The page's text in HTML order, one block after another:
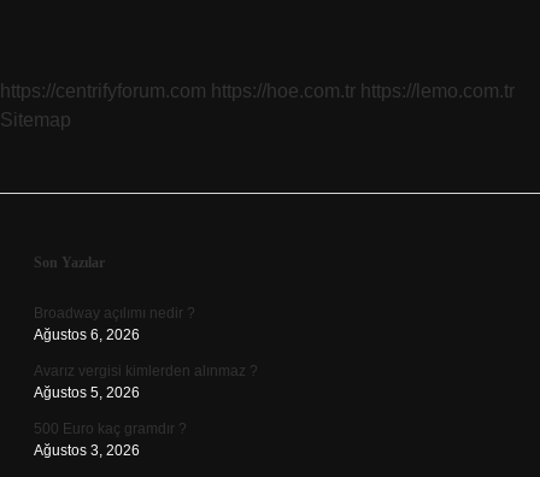
https://centrifyforum.com https://hoe.com.tr https://lemo.com.tr
Sitemap
Sidebar
Son Yazılar
Broadway açılımı nedir ?
Ağustos 6, 2026
Avarız vergisi kimlerden alınmaz ?
Ağustos 5, 2026
500 Euro kaç gramdır ?
Ağustos 3, 2026